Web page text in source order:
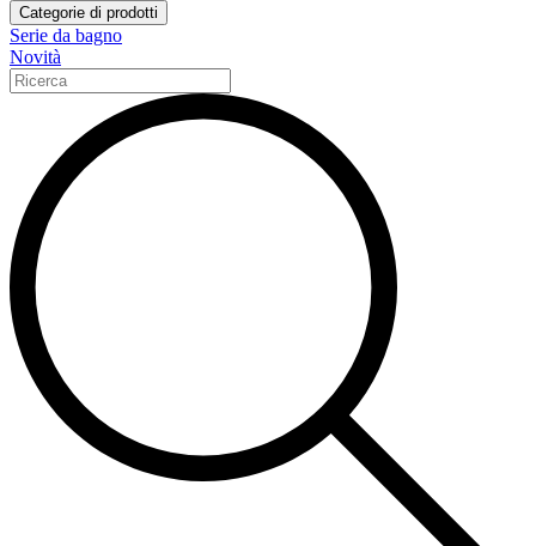
Categorie di prodotti
Serie da bagno
Novità